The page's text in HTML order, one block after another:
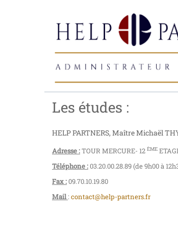
Les études :
HELP PARTNERS, Maître Michaël
Adresse :TOUR MERCURE- 12 ÈME
Téléphone :03.20.00.28.89 (de 9h00 à
Fax :09.70.10.19.80
Mail: contact@help-partners.fr